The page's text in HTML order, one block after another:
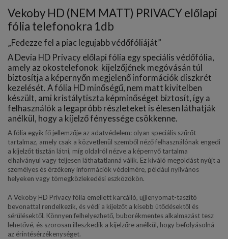
Vekoby HD (NEM MATT) PRIVACY előlapi
fólia telefonokra 1db
„Fedezze fel a piac legujabb védőfóliáját”
A Devia HD Privacy előlapi fólia egy speciális védőfólia,
amely az okostelefonok kijelzőjének megóvásán túl
biztosítja a képernyőn megjelenő információk diszkrét
kezelését. A fólia HD minőségű, nem matt kivitelben
készült, ami kristálytiszta képminőséget biztosít, így a
felhasználók a legapróbb részleteket is élesen láthatják
anélkül, hogy a kijelző fényessége csökkenne.
A fólia egyik fő jellemzője az adatvédelem: olyan speciális szűrőt
tartalmaz, amely csak a közvetlenül szemből néző felhasználónak engedi
a kijelzőt tisztán látni, míg oldalról nézve a képernyő tartalma
elhalványul vagy teljesen láthatatlanná válik. Ez kiváló megoldást nyújt a
személyes és érzékeny információk védelmére, például nyilvános
helyeken vagy tömegközlekedési eszközökön.
A Vekoby HD Privacy fólia emellett karcálló, ujjlenyomat-taszító
bevonattal rendelkezik, és védi a kijelzőt a kisebb ütődésektől és
sérülésektől. Könnyen felhelyezhető, buborékmentes alkalmazást tesz
lehetővé, és szorosan illeszkedik a kijelzőre anélkül, hogy befolyásolná
az érintésérzékenységet.